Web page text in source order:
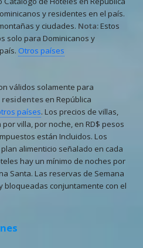
y residentes en el país.
y ciudades. Nota:Estos
solo para Dominicanos y
Otros países
válidos solamente para
residentesen República
países. Los precios de villas,
villa, por noche, en RD$ pesos
están Incluidos. Los
alimenticio señalado en cada
hay un mínimo de noches por
Santa. Las reservas de Semana
bloqueadas conjuntamente con el